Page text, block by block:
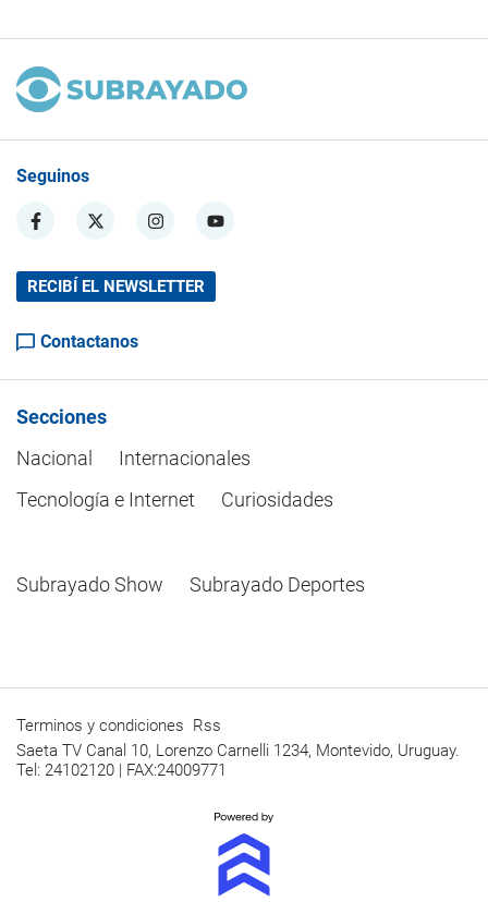
Seguinos
RECIBÍ EL NEWSLETTER
Contactanos
Secciones
Nacional
Internacionales
Tecnología e Internet
Curiosidades
Subrayado Show Subrayado Deportes
Terminos y condiciones Rss
Saeta TV Canal 10, Lorenzo Carnelli 1234, Montevido, Uruguay.
Tel: 24102120 | FAX:24009771